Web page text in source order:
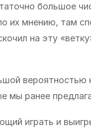
большое
их мнению, там
на эту
мы ранее
играть и